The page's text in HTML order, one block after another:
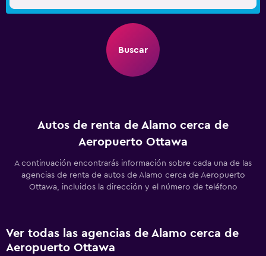
Buscar
Autos de renta de Alamo cerca de
Aeropuerto Ottawa
A continuación encontrarás información sobre cada una de las
agencias de renta de autos de Alamo cerca de Aeropuerto
Ottawa, incluidos la dirección y el número de teléfono
Ver todas las agencias de Alamo cerca de
Aeropuerto Ottawa